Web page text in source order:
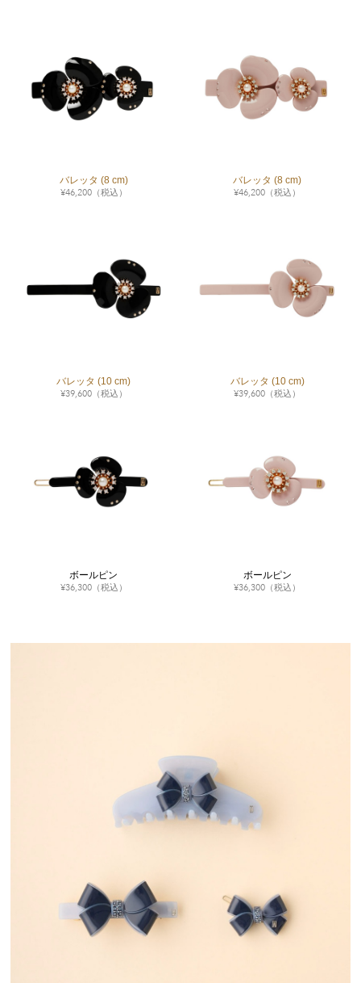
バレッタ (8 cm)
¥46,200（税込）
バレッタ (8 cm)
¥46,200 （税込）
バレッタ (10 cm)
¥39,600（税込）
バレッタ (10 cm)
¥39,600 （税込）
ボールピン
¥36,300（税込）
ボールピン
¥36,300 （税込）